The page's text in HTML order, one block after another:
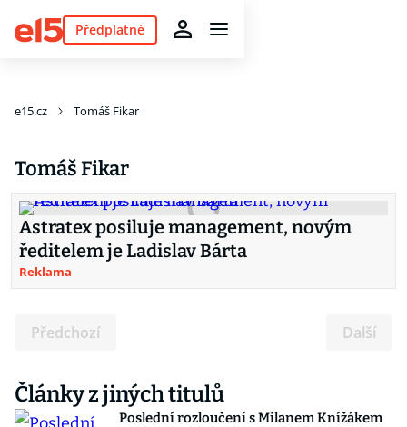
Předplatné
e15.cz Tomáš Fikar
Tomáš Fikar
Astratex posiluje management, novým
ředitelem je Ladislav Bárta
Reklama
Předchozí Další
Články z jiných titulů
Poslední rozloučení s Milanem Knížákem